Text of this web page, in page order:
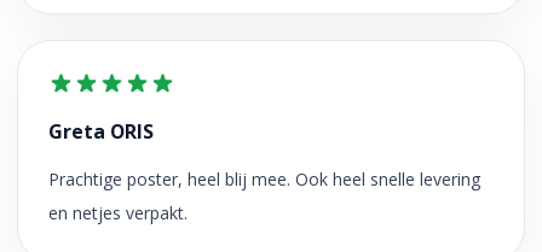
Greta ORIS
Prachtige poster, heel blij mee. Ook heel snelle levering
en netjes verpakt.